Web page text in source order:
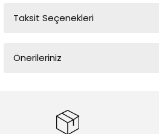
Taksit Seçenekleri
Önerileriniz
tarafımıza iletebilirsiniz.
Görüş ve önerileriniz için teşekkür ederiz.